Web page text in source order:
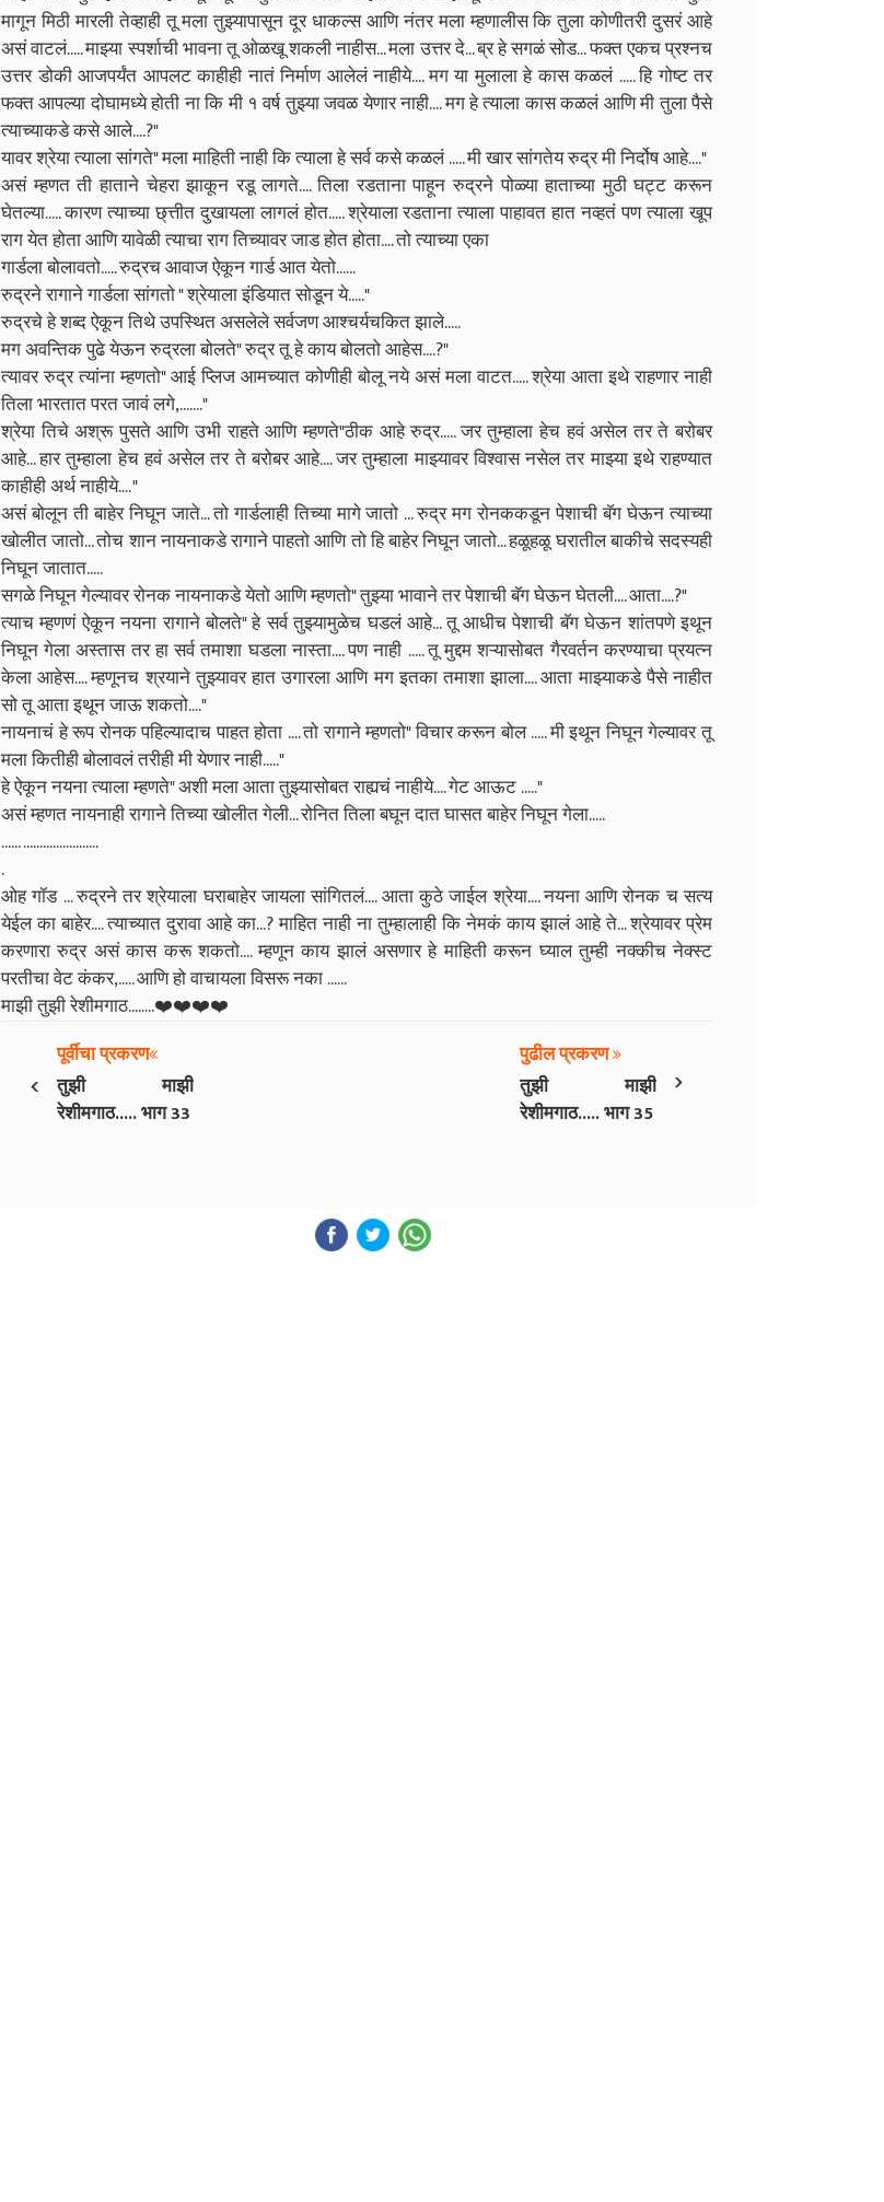
मागून मिठी मारली तेव्हाही तू मला तुझ्यापासून दूर धाकल्स आणि नंतर मला म्हणालीस कि तुला कोणीतरी दुसरं आहे
असं वाटलं..... माझ्या स्पर्शाची भावना तू ओळखू शकली नाहीस... मला उत्तर दे... ब्र हे सगळं सोड... फक्त एकच प्रश्नच
उत्तर डोकी आजपर्यंत आपलट काहीही नातं निर्माण आलेलं नाहीये.... मग या मुलाला हे कास कळलं ..... हि गोष्ट तर
फक्त आपल्या दोघामध्ये होती ना कि मी १ वर्ष तुझ्या जवळ येणार नाही.... मग हे त्याला कास कळलं आणि मी तुला पैसे
त्याच्याकडे कसे आले....?"
यावर श्रेया त्याला सांगते" मला माहिती नाही कि त्याला हे सर्व कसे कळलं ..... मी खार सांगतेय रुद्र मी निर्दोष आहे...."
असं म्हणत ती हाताने चेहरा झाकून रडू लागते.... तिला रडताना पाहून रुद्रने पोळ्या हाताच्या मुठी घट्ट करून
घेतल्या..... कारण त्याच्या छ्त्तीत दुखायला लागलं होत..... श्रेयाला रडताना त्याला पाहावत हात नव्हतं पण त्याला खूप
राग येत होता आणि यावेळी त्याचा राग तिच्यावर जाड होत होता.... तो त्याच्या एका
गार्डला बोलावतो..... रुद्रच आवाज ऐकून गार्ड आत येतो......
रुद्रने रागाने गार्डला सांगतो " श्रेयाला इंडियात सोडून ये....."
रुद्रचे हे शब्द ऐकून तिथे उपस्थित असलेले सर्वजण आश्चर्यचकित झाले.....
मग अवन्तिक पुढे येऊन रुद्रला बोलते" रुद्र तू हे काय बोलतो आहेस....?"
त्यावर रुद्र त्यांना म्हणतो" आई प्लिज आमच्यात कोणीही बोलू नये असं मला वाटत..... श्रेया आता इथे राहणार नाही
तिला भारतात परत जावं लगे,......."
श्रेया तिचे अश्रू पुसते आणि उभी राहते आणि म्हणते"ठीक आहे रुद्र..... जर तुम्हाला हेच हवं असेल तर ते बरोबर
आहे... हार तुम्हाला हेच हवं असेल तर ते बरोबर आहे.... जर तुम्हाला माझ्यावर विश्वास नसेल तर माझ्या इथे राहण्यात
काहीही अर्थ नाहीये.... "
असं बोलून ती बाहेर निघून जाते... तो गार्डलाही तिच्या मागे जातो ... रुद्र मग रोनककडून पेशाची बॅग घेऊन त्याच्या
खोलीत जातो... तोच शान नायनाकडे रागाने पाहतो आणि तो हि बाहेर निघून जातो... हळूहळू घरातील बाकीचे सदस्यही
निघून जातात.....
सगळे निघून गेल्यावर रोनक नायनाकडे येतो आणि म्हणतो" तुझ्या भावाने तर पेशाची बॅग घेऊन घेतली.... आता....?"
त्याच म्हणणं ऐकून नयना रागाने बोलते" हे सर्व तुझ्यामुळेच घडलं आहे... तू आधीच पेशाची बॅग घेऊन शांतपणे इथून
निघून गेला अस्तास तर हा सर्व तमाशा घडला नास्ता.... पण नाही ..... तू मुद्दम शऱ्यासोबत गैरवर्तन करण्याचा प्रयत्न
केला आहेस.... म्हणूनच श्रयाने तुझ्यावर हात उगारला आणि मग इतका तमाशा झाला.... आता माझ्याकडे पैसे नाहीत
सो तू आता इथून जाऊ शकतो...."
नायनाचं हे रूप रोनक पहिल्यादाच पाहत होता .... तो रागाने म्हणतो" विचार करून बोल ..... मी इथून निघून गेल्यावर तू
मला कितीही बोलावलं तरीही मी येणार नाही....."
हे ऐकून नयना त्याला म्हणते" अशी मला आता तुझ्यासोबत राह्यचं नाहीये.... गेट आऊट ....."
असं म्हणत नायनाही रागाने तिच्या खोलीत गेली... रोनित तिला बघून दात घासत बाहेर निघून गेला.....
...... .......................
.
ओह गॉड ... रुद्रने तर श्रेयाला घराबाहेर जायला सांगितलं.... आता कुठे जाईल श्रेया.... नयना आणि रोनक च सत्य
येईल का बाहेर.... त्याच्यात दुरावा आहे का...? माहित नाही ना तुम्हालाही कि नेमकं काय झालं आहे ते... श्रेयावर प्रेम
करणारा रुद्र असं कास करू शकतो.... म्हणून काय झालं असणार हे माहिती करून घ्याल तुम्ही नक्कीच नेक्स्ट
परतीचा वेट कंकर,..... आणि हो वाचायला विसरू नका ......
माझी तुझी रेशीमगाठ........❤️❤️❤️❤️
‹
पूर्वीचा प्रकरण
तुझी माझी
रेशीमगाठ..... भाग 33
›
पुढील प्रकरण
तुझी माझी
रेशीमगाठ..... भाग 35